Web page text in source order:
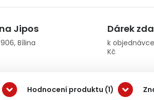
Jipos
Bílina
Dárek
k
Kč
Hodnocení produktu (1)